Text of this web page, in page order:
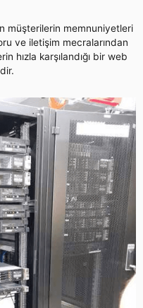
müşterilerin memnuniyetleri
ve iletişim mecralarından
hızla karşılandığı bir web